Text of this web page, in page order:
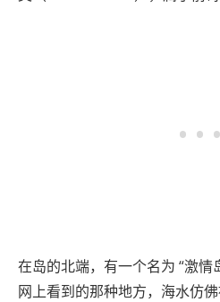
在岛的北端，有一个名为 “激情
网上看到的那种地方，海水仿佛